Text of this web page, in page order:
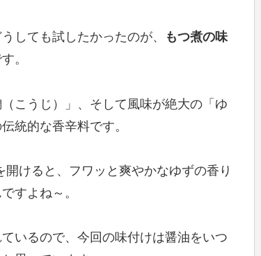
しても試したかったのが、
もつ煮の味
。
こうじ）」、そして風味が絶大の「ゆ
統的な香辛料です。
けると、フワッと爽やかなゆずの香り
すよね～。
いるので、今回の味付けは醤油をいつ